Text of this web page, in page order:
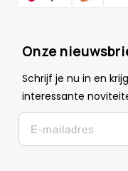
Onze
Schrijf je nu in en
interessante
Email